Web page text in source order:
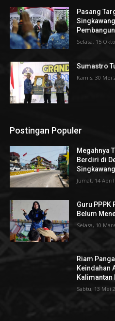
Pasang
Selasa, 15
Sumastro
Kamis, 30 Mei
Postingan Populer
Megahnya
Berdiri di
Singkawang
Jumat, 14
Guru PPPK
Belum
Selasa, 10
Riam
Keindahan
Kalimantan
Sabtu, 13 Mei